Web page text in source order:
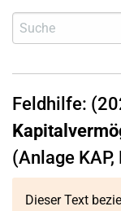
Feldhilfe:
(Anlage KAP,
Dieser Text